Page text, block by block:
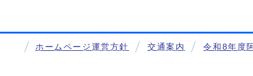
ホームページ運営方針 交通案内 令和8年度